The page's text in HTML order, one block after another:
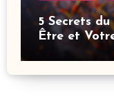
5 Secrets
Être et